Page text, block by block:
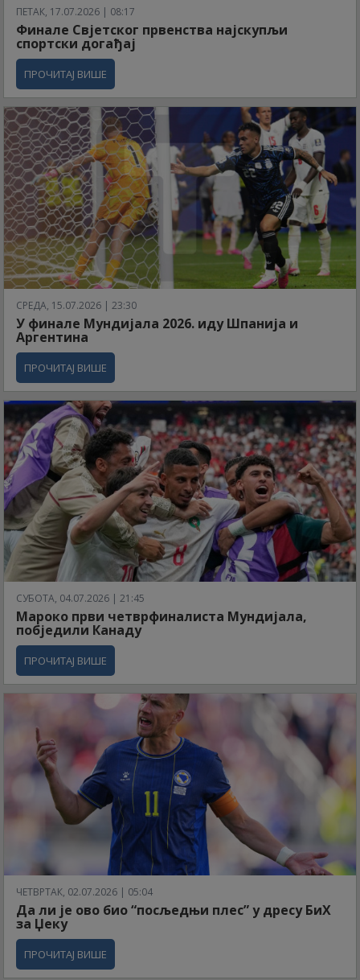
ПЕТАК, 17.07.2026 | 08:17
Финале Свјетског првенства најскупљи
спортски догађај
ПРОЧИТАЈ ВИШЕ
СРЕДА, 15.07.2026 | 23:30
У финале Мундијала 2026. иду Шпанија и
Аргентина
ПРОЧИТАЈ ВИШЕ
СУБОТА, 04.07.2026 | 21:45
Мароко први четврфиналиста Мундијала,
побједили Канаду
ПРОЧИТАЈ ВИШЕ
ЧЕТВРТАК, 02.07.2026 | 05:04
Да ли је ово био “посљедњи плес” у дресу БиХ
за Џеку
ПРОЧИТАЈ ВИШЕ